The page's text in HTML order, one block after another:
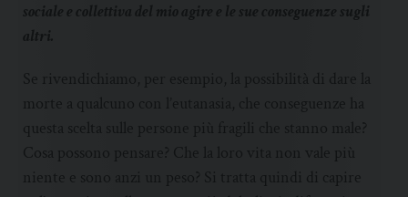
sociale e collettiva del mio agire e le sue conseguenze sugli
altri.
Se rivendichiamo, per esempio, la possibilità di dare la
morte a qualcuno con l’eutanasia, che conseguenze ha
questa scelta sulle persone più fragili che stanno male?
Cosa possono pensare? Che la loro vita non vale più
niente e sono anzi un peso? Si tratta quindi di capire